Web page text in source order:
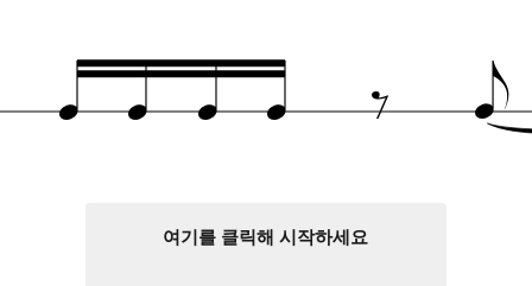
q q q q ‰ e
여기를 클릭해 시작하세요